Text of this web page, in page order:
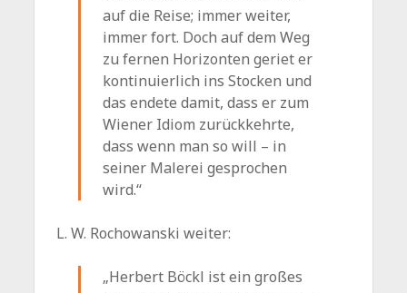
auf die Reise; immer weiter,
immer fort. Doch auf dem Weg
zu fernen Horizonten geriet er
kontinuierlich ins Stocken und
das endete damit, dass er zum
Wiener Idiom zurückkehrte,
dass wenn man so will – in
seiner Malerei gesprochen
wird.“
L. W. Rochowanski weiter:
„Herbert Böckl ist ein großes